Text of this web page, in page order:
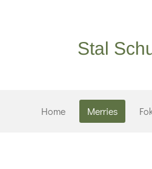
Stal
Home Merries